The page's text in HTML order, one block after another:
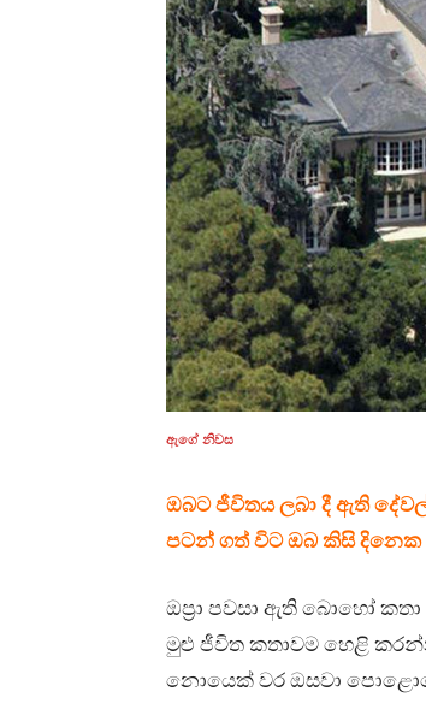
ඇගේ නිවස
ඔබට ජීවිතය ලබා දී ඇති
පටන් ගත් විට ඔබ කිසි
ඔප්‍රා පවසා ඇති බොහෝ
මුළු ජීවිත කතාවම හෙළි
නොයෙක් වර ඔසවා